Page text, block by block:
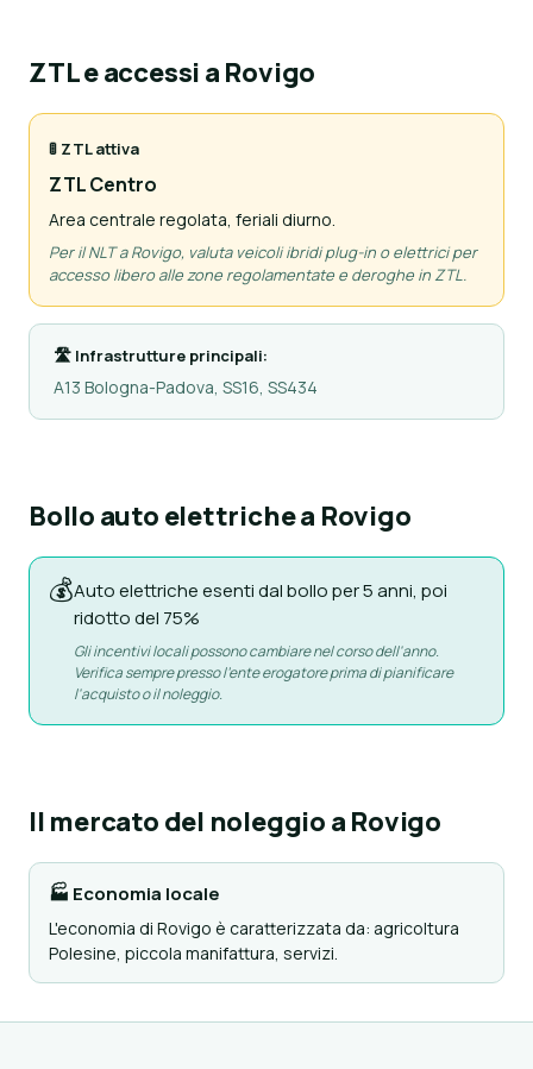
ZTL e accessi a Rovigo
🚦 ZTL attiva
ZTL Centro
Area centrale regolata, feriali diurno.
Per il NLT a Rovigo, valuta veicoli ibridi plug-in o elettrici per
accesso libero alle zone regolamentate e deroghe in ZTL.
🛣 Infrastrutture principali:
A13 Bologna-Padova, SS16, SS434
Bollo auto elettriche a Rovigo
💰Auto elettriche esenti dal bollo per 5 anni, poi
ridotto del 75%
Gli incentivi locali possono cambiare nel corso dell'anno.
Verifica sempre presso l'ente erogatore prima di pianificare
l'acquisto o il noleggio.
Il mercato del noleggio a Rovigo
🏭 Economia locale
L'economia di Rovigo è caratterizzata da: agricoltura
Polesine, piccola manifattura, servizi.